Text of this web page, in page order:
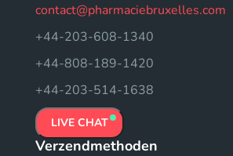
contact@pharmaciebruxelles.com
+44-203-608-1340
+44-808-189-1420
+44-203-514-1638
LIVE CHAT
Verzendmethoden